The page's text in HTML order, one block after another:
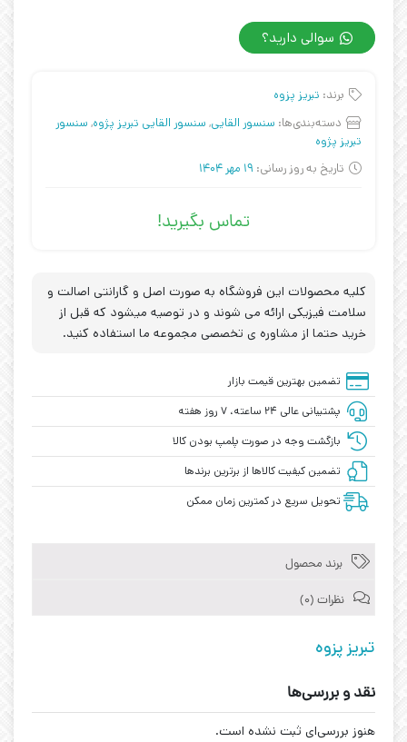
سوالی دارید؟
برند: تبریز پزوه
دسته‌بندی‌ها: سنسور القایی, سنسور القایی تبریز پژوه, سنسور
تبریز پژوه
تاریخ به روز رسانی: 19 مهر 1404
تماس بگیرید!
کلیه محصولات این فروشگاه به صورت اصل و گارانتی اصالت و
سلامت فیزیکی ارائه می شوند و در توصیه میشود که قبل از
خرید حتما از مشاوره ی تخصصی مجموعه ما استفاده کنید.
تضمین بهترین قیمت بازار
پشتیبانی عالی ۲۴ ساعته، ۷ روز هفته
بازگشت وجه در صورت پلمپ بودن کالا
تضمین کیفیت کالاها از برترین برندها
تحویل سریع در کمترین زمان ممکن
برند محصول
نظرات (0)
تبریز پزوه
نقد و بررسی‌ها
هنوز بررسی‌ای ثبت نشده است.